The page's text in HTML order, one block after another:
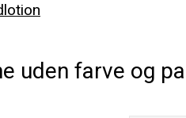
uden farve og